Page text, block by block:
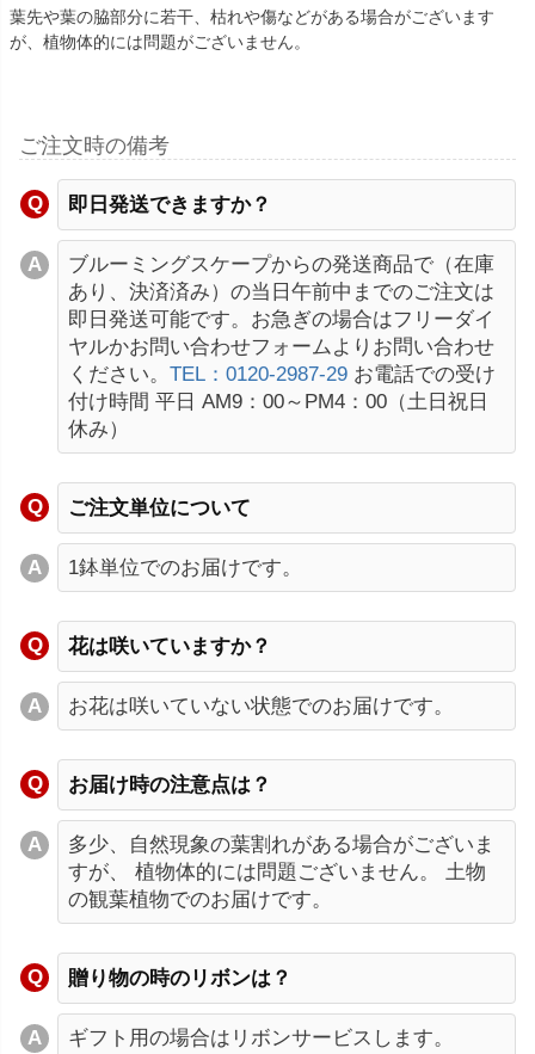
葉先や葉の脇部分に若干、枯れや傷などがある場合がございます
が、植物体的には問題がございません。
ご注文時の備考
即日発送できますか？
ブルーミングスケープからの発送商品で（在庫
あり、決済済み）の当日午前中までのご注文は
即日発送可能です。お急ぎの場合はフリーダイ
ヤルかお問い合わせフォームよりお問い合わせ
ください。 TEL：0120-2987-29 お電話での受け
付け時間 平日 AM9：00～PM4：00（土日祝日
休み）
ご注文単位について
1鉢単位でのお届けです。
花は咲いていますか？
お花は咲いていない状態でのお届けです。
お届け時の注意点は？
多少、自然現象の葉割れがある場合がございま
すが、 植物体的には問題ございません。 土物
の観葉植物でのお届けです。
贈り物の時のリボンは？
ギフト用の場合はリボンサービスします。